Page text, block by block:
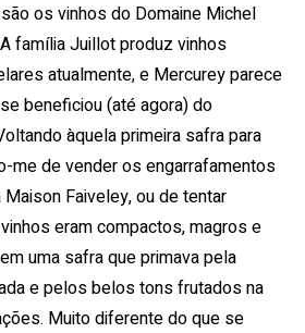
os vinhos do Domaine Michel
família Juillot produz vinhos
atualmente, e Mercurey parece
beneficiou (até agora) do
àquela primeira safra para
me de vender os engarrafamentos
Faiveley, ou de tentar
eram compactos, magros e
uma safra que primava pela
e pelos belos tons frutados na
Muito diferente do que se